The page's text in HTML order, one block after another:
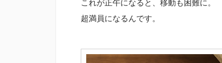
これが正午になると、移動も困難に。
超満員になるんです。